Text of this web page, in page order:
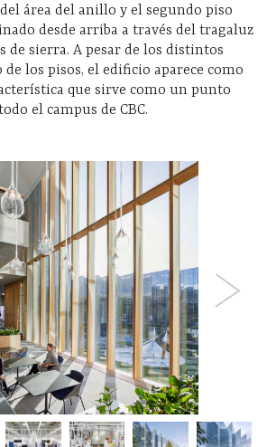
área del anillo y el segundo piso
desde arriba a través del tragaluz
de sierra. A pesar de los distintos
los pisos, el edificio aparece como
que sirve como un punto
el campus de CBC.